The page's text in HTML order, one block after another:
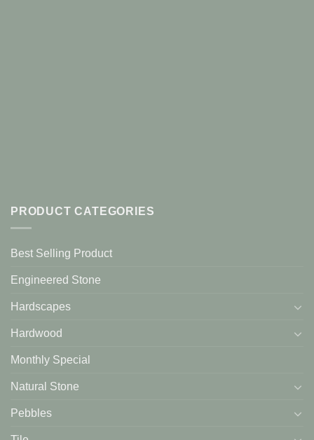
PRODUCT CATEGORIES
Best Selling Product
Engineered Stone
Hardscapes
Hardwood
Monthly Special
Natural Stone
Pebbles